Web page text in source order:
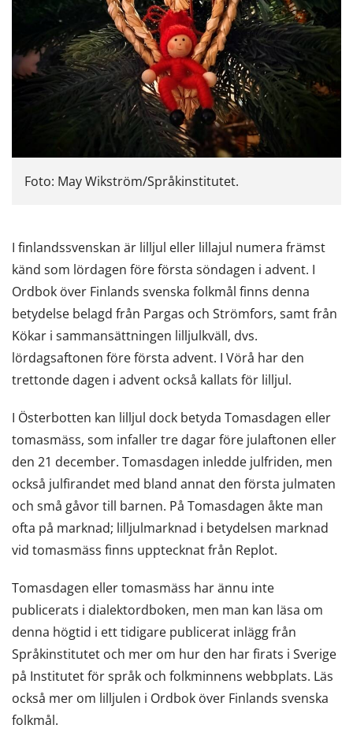
Foto: May Wikström/Språkinstitutet.
I finlandssvenskan är lilljul eller lillajul numera främst
känd som lördagen före första söndagen i advent. I
Ordbok över Finlands svenska folkmål finns denna
betydelse belagd från Pargas och Strömfors, samt från
Kökar i sammansättningen lilljulkväll, dvs.
lördagsaftonen före första advent. I Vörå har den
trettonde dagen i advent också kallats för lilljul.
I Österbotten kan lilljul dock betyda Tomasdagen eller
tomasmäss, som infaller tre dagar före julaftonen eller
den 21 december. Tomasdagen inledde julfriden, men
också julfirandet med bland annat den första julmaten
och små gåvor till barnen. På Tomasdagen åkte man
ofta på marknad; lilljulmarknad i betydelsen marknad
vid tomasmäss finns upptecknat från Replot.
Tomasdagen eller tomasmäss har ännu inte
publicerats i dialektordboken, men man kan läsa om
denna högtid i ett tidigare publicerat inlägg från
Språkinstitutet och mer om hur den har firats i Sverige
på Institutet för språk och folkminnens webbplats. Läs
också mer om lilljulen i Ordbok över Finlands svenska
folkmål.